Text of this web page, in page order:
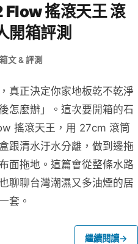
搖滾天王 滾
開箱評測
文 & 評測
真正決定你家地板乾不乾淨
怎麼辦」。這次要開箱的石
搖滾天王，用 27cm 滾筒
跟清水汙水分離，做到邊拖
面拖地。這篇會從整條水路
聊聊台灣潮濕又多油煙的居
套。
繼續閱讀→